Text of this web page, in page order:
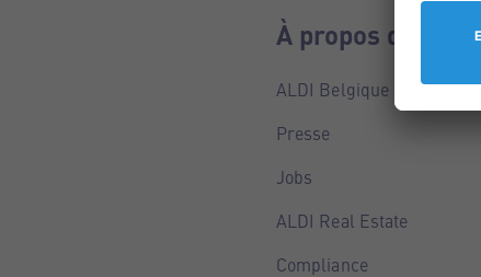
À propos de nous
ALDI Belgique
Presse
Jobs
ALDI Real Estate
Compliance